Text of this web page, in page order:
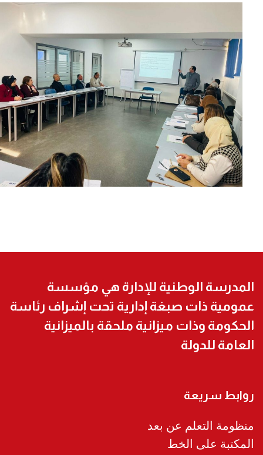
المدرسة الوطنية للإدارة هي مؤسسة
عمومية ذات صبغة إدارية تحت إشراف رئاسة
الحكومة وذات ميزانية ملحقة بالميزانية
العامة للدولة
روابط سريعة
منظومة التعلم عن بعد
المكتبة على الخط